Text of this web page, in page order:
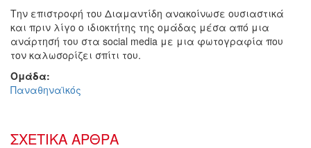
Την επιστροφή του Διαμαντίδη ανακοίνωσε ουσιαστικά
και πριν λίγο ο ιδιοκτήτης της ομάδας μέσα από μια
ανάρτησή του στα social media με μια φωτογραφία που
τον καλωσορίζει σπίτι του.
Ομάδα:
Παναθηναϊκός
ΣΧΕΤΙΚΑ ΑΡΘΡΑ